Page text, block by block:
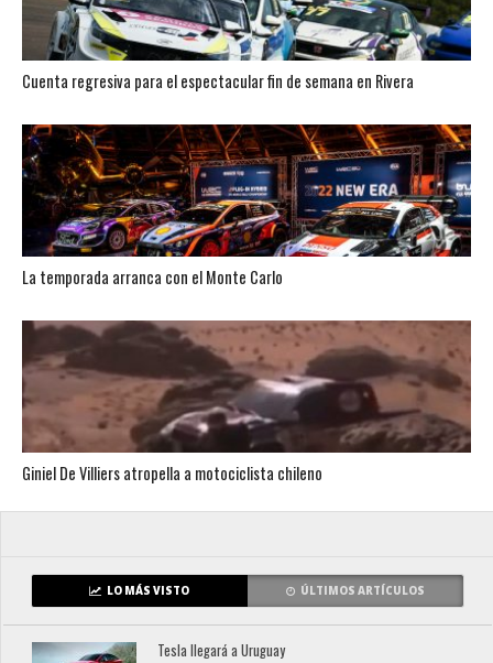
Cuenta regresiva para el espectacular fin de semana en Rivera
La temporada arranca con el Monte Carlo
Giniel De Villiers atropella a motociclista chileno
LO MÁS VISTO ÚLTIMOS ARTÍCULOS
Tesla llegará a Uruguay